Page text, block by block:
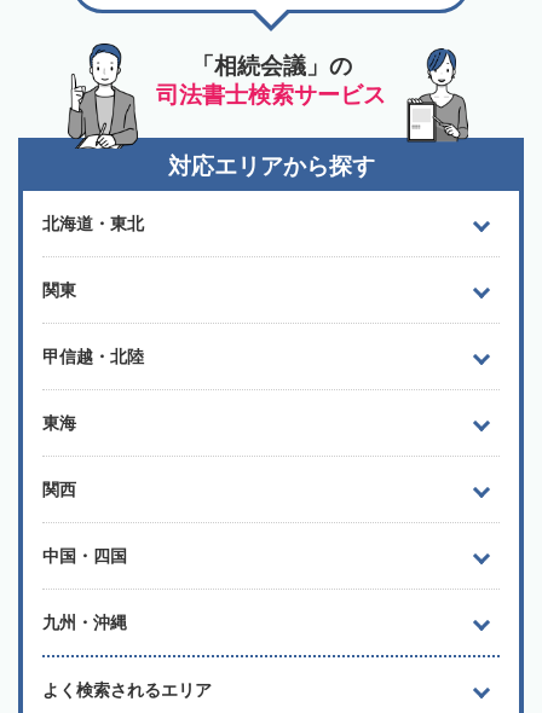
「相続会議」の
司法書士検索サービス
対応エリアから探す
北海道・東北
関東
甲信越・北陸
東海
関西
中国・四国
九州・沖縄
よく検索されるエリア